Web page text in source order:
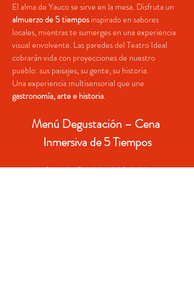
El alma de Yauco se sirve en la mesa. Disfruta un
almuerzo de 5 tiempos inspirado en sabores
locales, mientras te sumerges en una experiencia
visual envolvente. Las paredes del Teatro Ideal
cobrarán vida con proyecciones de nuestro
pueblo: sus paisajes, su gente, su historia.
Una experiencia multisensorial que une
gastronomía, arte e historia.
Menú Degustación – Cena
Inmersiva de 5 Tiempos
Curso 1 - Bacalaito del Solsticio